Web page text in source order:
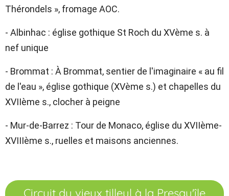
Thérondels », fromage AOC.
- Albinhac : église gothique St Roch du XVème s. à
nef unique
- Brommat : À Brommat, sentier de l'imaginaire « au fil
de l'eau », église gothique (XVème s.) et chapelles du
XVIIème s., clocher à peigne
- Mur-de-Barrez : Tour de Monaco, église du XVIIème-
XVIIIème s., ruelles et maisons anciennes.
Circuit du vieux tilleul à la Presqu'île